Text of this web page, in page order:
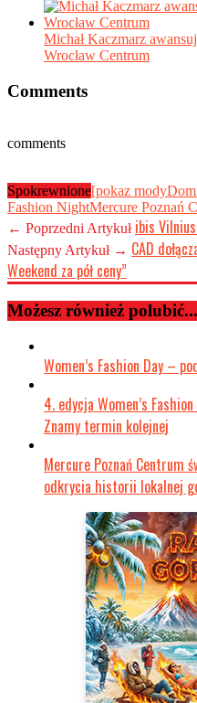
Michał Kaczmarz
Wrocław Centrum
Comments
comments
Spokrewnione[pokaz mody
Fashion NightMercure Poznań
← Poprzedni Artykuł ibis
Następny Artykuł → CAD
Weekend za pół ceny”
Możesz również polubić...
Women’s Fashion Day –
4. edycja Women’s
Znamy termin kolejnej
Mercure Poznań Centrum
odkrycia historii lokalnej